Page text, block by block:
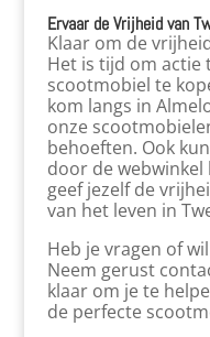
Ervaar de Vrijheid van
Klaar om de
Het is tijd om actie
scootmobiel te
kom langs in
onze
behoeften. Ook
door de webwinkel
geef jezelf de
van het leven in
Heb je vragen of
Neem gerust
klaar om je te
de perfecte